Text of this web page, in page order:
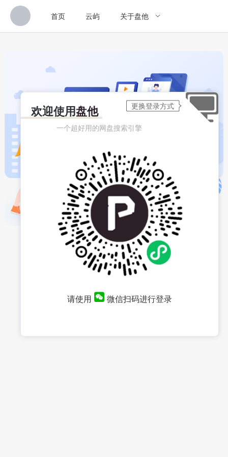
首页 云屿 关于盘他
欢迎使用盘他
一个超好用的网盘搜索引擎
请使用 微信扫码进行登录